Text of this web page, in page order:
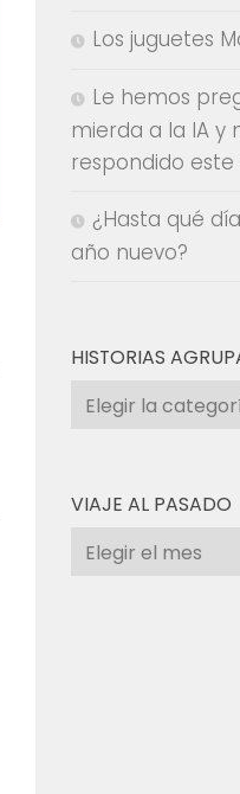
Los juguetes
Le hemos
mierda a la IA y
respondido
¿Hasta qué
año nuevo?
HISTORIAS
Historias
agrupadas
VIAJE AL PASADO
Viaje